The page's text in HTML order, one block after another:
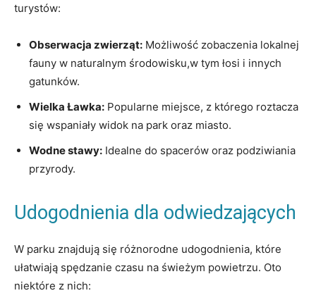
turystów:
Obserwacja zwierząt: Możliwość zobaczenia lokalnej
fauny w naturalnym środowisku,w tym łosi i innych
gatunków.
Wielka Ławka: Popularne miejsce, z którego roztacza
się wspaniały widok na park oraz miasto.
Wodne stawy: Idealne do spacerów oraz podziwiania
przyrody.
Udogodnienia dla odwiedzających
W parku znajdują się różnorodne udogodnienia, które
ułatwiają spędzanie czasu na świeżym powietrzu. Oto
niektóre z nich: